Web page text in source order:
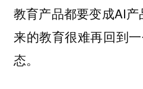
教育产品都要变成AI
来的教育很难再回到
态。